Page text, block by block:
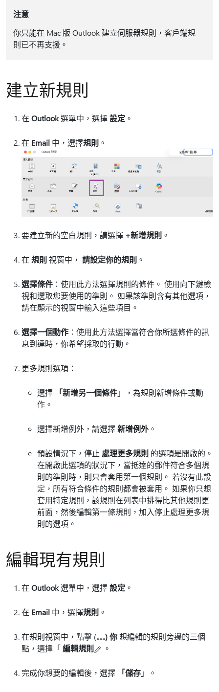
注意
你只能在 Mac 版 Outlook 建立伺服器規則，客戶端規
則已不再支援。
建立新規則
在 Outlook選單中，選擇設定 。
在 Email 中，選擇規則 。
要建立新的空白規則，請選擇 +新增規則 。
在 規則 視窗中， 請設定你的規則 。
選擇條件 ：使用此方法選擇規則的條件。 使用向下鍵檢
視和選取您要使用的準則。 如果該準則含有其他選項，
請在顯示的視窗中輸入這些項目。
選擇一個動作 ：使用此方法選擇當符合你所選條件的訊
息到達時，你希望採取的行動。
更多規則選項：
選擇 「新增另一個條件」，為規則新增條件或動
作。
選擇新增例外，請選擇新增例外 。
預設情況下，停止 處理更多規則 的選項是開啟的。
在開啟此選項的狀況下，當抵達的郵件符合多個規
則的準則時，則只會套用第一個規則。 若沒有此設
定，所有符合條件的規則都會被套用。 如果你只想
套用特定規則，該規則在列表中排得比其他規則更
前面，然後編輯第一條規則，加入停止處理更多規
則的選項。
編輯現有規則
在 Outlook選單中，選擇設定 。
在 Email 中，選擇規則 。
在規則視窗中，點擊 (......) 你想編輯的規則旁邊的三個
點，選擇「編輯規則 。
完成你想要的編輯後，選擇 「儲存」。